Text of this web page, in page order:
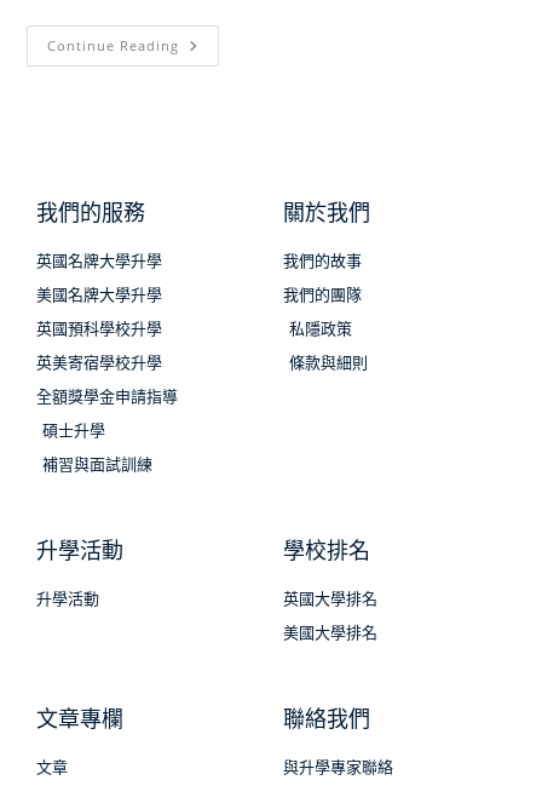
Continue Reading
我們的服務
英國名牌大學升學
美國名牌大學升學
英國預科學校升學
英美寄宿學校升學
全額獎學金申請指導
碩士升學
補習與面試訓練
關於我們
我們的故事
我們的團隊
私隱政策
條款與細則
升學活動
升學活動
學校排名
英國大學排名
美國大學排名
文章專欄
文章
聯絡我們
與升學專家聯絡